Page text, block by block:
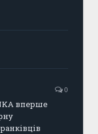
0
вперше